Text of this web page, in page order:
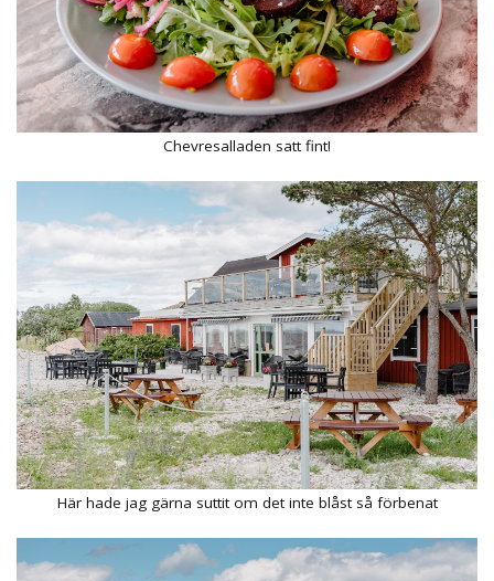
Chevresalladen satt fint!
Här hade jag gärna suttit om det inte blåst så förbenat